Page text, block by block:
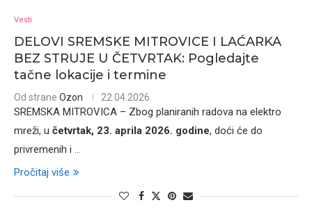
Vesti
DELOVI SREMSKE MITROVICE I LAĆARKA
BEZ STRUJE U ČETVRTAK: Pogledajte
tačne lokacije i termine
Od strane Ozon 22.04.2026.
SREMSKA MITROVICA – Zbog planiranih radova na elektro
mreži, u četvrtak, 23. aprila 2026. godine, doći će do
privremenih i ...
Pročitaj više